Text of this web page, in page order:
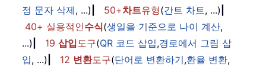
정 문자 삭제, ...) 50+차트유형(간트 차트, ...)
40+ 실용적인수식(생일을 기준으로 나이 계산,
...)
19 삽입 도구(QR 코드 삽입,경로에서 그림 삽
입, ...) 12 변환도구(단어로 변환하기,환율 변환,